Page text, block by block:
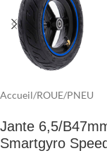
Accueil/ROUE/PNEU
Jante 6,5/
Smartgyro